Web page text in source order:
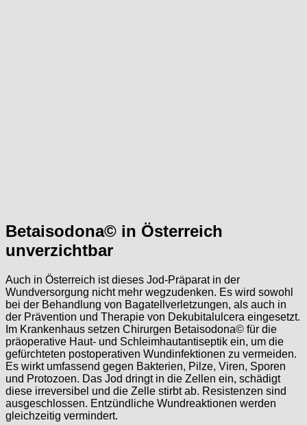
Betaisodona© in Österreich
unverzichtbar
Auch in Österreich ist dieses Jod-Präparat in der
Wundversorgung nicht mehr wegzudenken. Es wird sowohl
bei der Behandlung von Bagatellverletzungen, als auch in
der Prävention und Therapie von Dekubitalulcera eingesetzt.
Im Krankenhaus setzen Chirurgen Betaisodona© für die
präoperative Haut- und Schleimhautantiseptik ein, um die
gefürchteten postoperativen Wundinfektionen zu vermeiden.
Es wirkt umfassend gegen Bakterien, Pilze, Viren, Sporen
und Protozoen. Das Jod dringt in die Zellen ein, schädigt
diese irreversibel und die Zelle stirbt ab. Resistenzen sind
ausgeschlossen. Entzündliche Wundreaktionen werden
gleichzeitig vermindert.